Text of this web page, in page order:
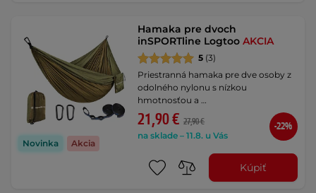
Novinka Akcia
Hamaka pre dvoch
inSPORTline LogtooAKCIA
5 (3)
Priestranná hamaka pre dve osoby z
odolného nylonu s nízkou
hmotnosťou a …
21,90 € 27,90 €
na sklade – 11.8. u Vás
-22%
Kúpiť